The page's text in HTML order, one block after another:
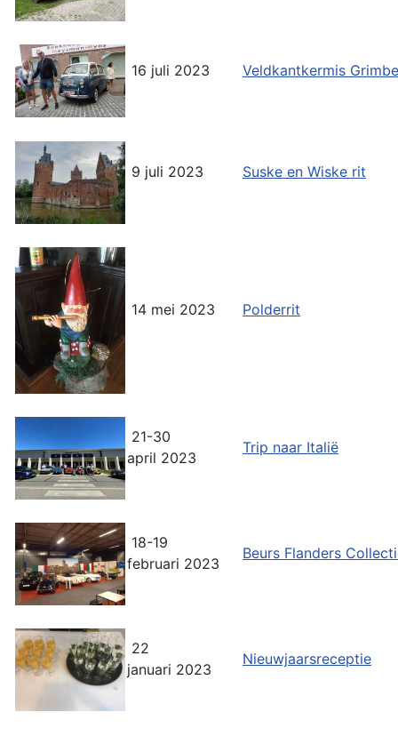
16 juli 2023 Veldkantkermis
9 juli 2023 Suske en Wiske rit
14 mei 2023 Polderrit
21-30
april 2023
Trip naar Italië
18-19
februari 2023
Beurs Flanders
22
januari 2023
Nieuwjaarsreceptie